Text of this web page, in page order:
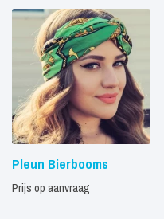
Pleun Bierbooms
Prijs op aanvraag